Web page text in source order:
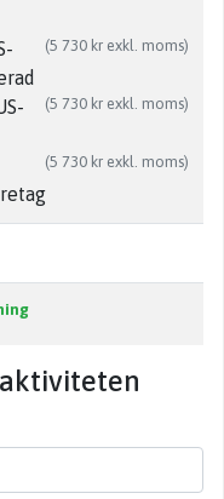
(5 730 kr exkl. moms)
(5 730 kr exkl. moms)
(5 730 kr exkl. moms)